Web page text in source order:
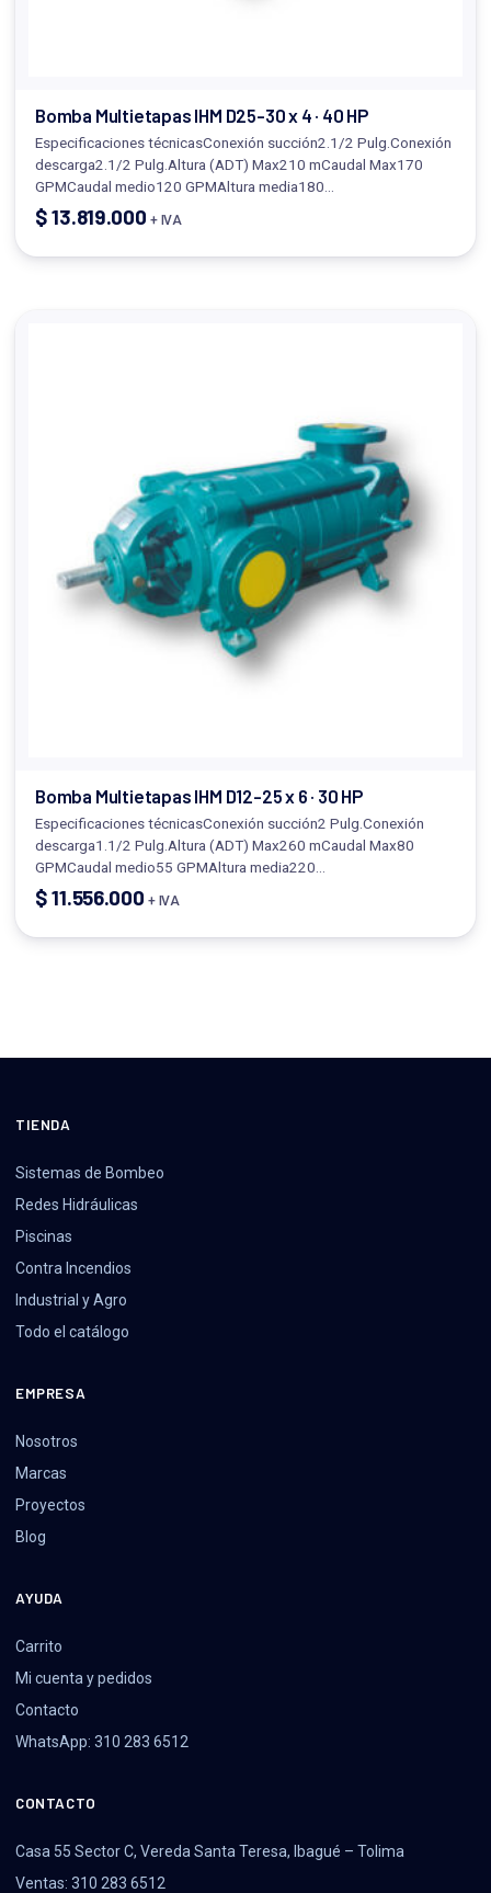
Bomba Multietapas IHM D25-30 x 4 · 40 HP
Especificaciones técnicasConexión succión2.1/2 Pulg.Conexión
descarga2.1/2 Pulg.Altura (ADT) Max210 mCaudal Max170
GPMCaudal medio120 GPMAltura media180…
$13.819.000 + IVA
Bomba Multietapas IHM D12-25 x 6 · 30 HP
Especificaciones técnicasConexión succión2 Pulg.Conexión
descarga1.1/2 Pulg.Altura (ADT) Max260 mCaudal Max80
GPMCaudal medio55 GPMAltura media220…
$11.556.000 + IVA
TIENDA
Sistemas de Bombeo
Redes Hidráulicas
Piscinas
Contra Incendios
Industrial y Agro
Todo el catálogo
EMPRESA
Nosotros
Marcas
Proyectos
Blog
AYUDA
Carrito
Mi cuenta y pedidos
Contacto
WhatsApp: 310 283 6512
CONTACTO
Casa 55 Sector C, Vereda Santa Teresa, Ibagué – Tolima
Ventas: 310 283 6512